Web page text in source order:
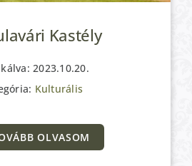
Kastély
2023.10.20.
Kulturális
OLVASOM
Kulturális